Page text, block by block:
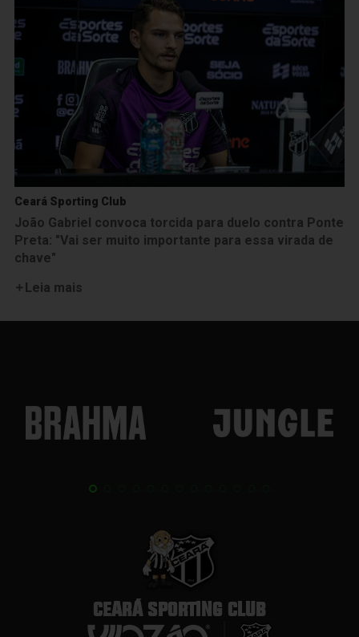
Ceará Sporting Club
João Gabriel convoca torcida para duelo contra Ponte
Preta: "Vai ser muito importante para essa virada de
chave"
Leia mais
CEARÁ SPORTING CLUB